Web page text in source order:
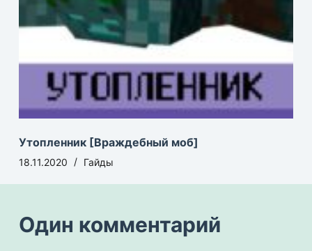
Утопленник [Враждебный моб]
18.11.2020 Гайды
Один комментарий